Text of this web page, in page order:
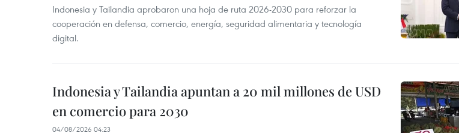
Indonesia y Tailandia aprobaron una hoja de ruta 2026-2030 para reforzar la
cooperación en defensa, comercio, energía, seguridad alimentaria y tecnología
digital.
Indonesia y Tailandia apuntan a 20 mil millones de USD
en comercio para 2030
04/08/2026 04:23